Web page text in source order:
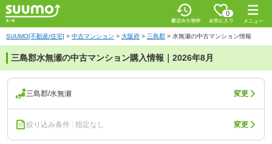
0
SUUMO[不動産/住宅] > 中古マンション > 大阪府 > 三島郡 > 水無瀬の中古マンション情報
三島郡水無瀬の中古マンション購入情報｜2026年8月
三島郡/水無瀬 変更
絞り込み条件 : 指定なし 変更